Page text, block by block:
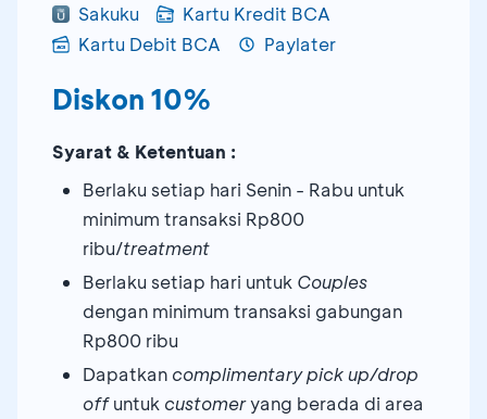
Sakuku
Kartu Kredit BCA
Kartu Debit BCA
Paylater
Diskon 10%
Syarat & Ketentuan :
Berlaku setiap hari Senin - Rabu untuk
minimum transaksi Rp800
ribu/treatment
Berlaku setiap hari untuk Couples
dengan minimum transaksi gabungan
Rp800 ribu
Dapatkan complimentary pick up/drop
offuntuk customeryang berada di area